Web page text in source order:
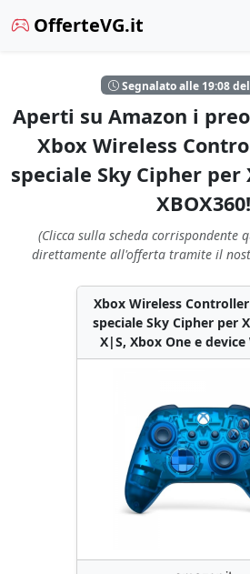
OfferteVG.it
Segnalato alle 19:08
Aperti su Amazon i
Xbox Wireless
speciale Sky Cipher per
XBOX360!
(Clicca sulla scheda corrispondente
direttamente all'offerta tramite il
Xbox Wireless
speciale Sky Cipher per
X|S, Xbox One e